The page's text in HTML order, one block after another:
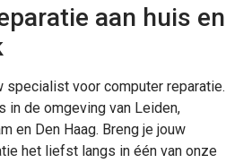
aan huis en
specialist voor computer reparatie.
in de omgeving van Leiden,
en Den Haag. Breng je jouw
het liefst langs in één van onze